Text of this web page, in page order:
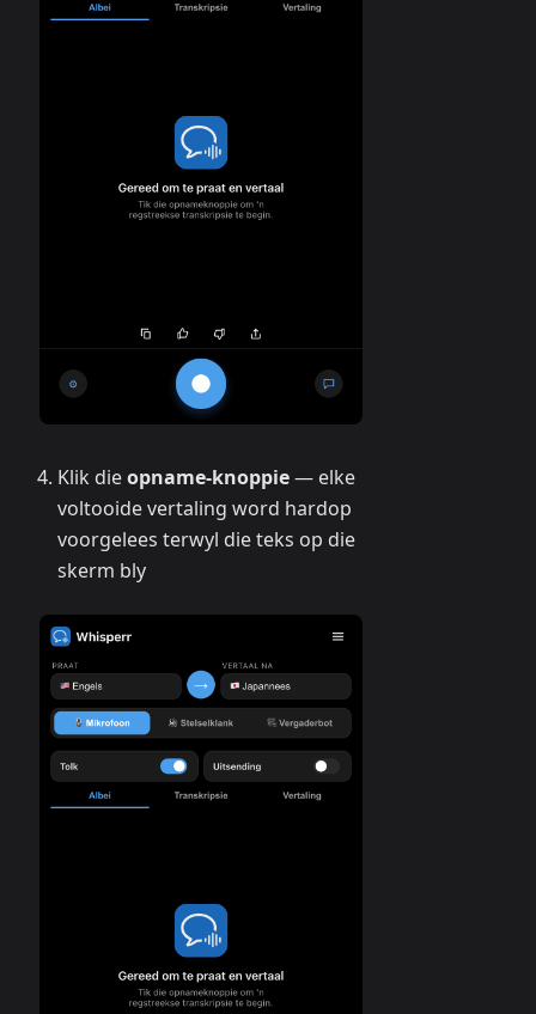
Klik dieopname-knoppie— elke
voltooide vertaling word hardop
voorgelees terwyl die teks op die
skerm bly